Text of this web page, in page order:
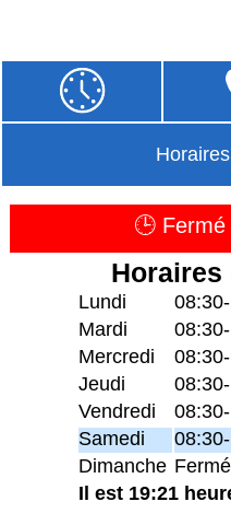
🕒
Horaires
Lundi
Mardi
Mercredi
Jeudi
Vendredi
Samedi
Dimanche Fermé
Il est 19:21